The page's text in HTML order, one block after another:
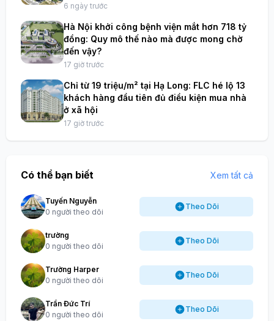
6 ngày trước
Hà Nội khởi công bệnh viện mắt hơn 718 tỷ
đồng: Quy mô thế nào mà được mong chờ
đến vậy?
17 giờ trước
Chỉ từ 19 triệu/m² tại Hạ Long: FLC hé lộ 13
khách hàng đầu tiên đủ điều kiện mua nhà
ở xã hội
17 giờ trước
Có thể bạn biết Xem tất cả
Tuyến Nguyễn
0 người theo dõi
Theo Dõi
trường
0 người theo dõi
Theo Dõi
Trường Harper
0 người theo dõi
Theo Dõi
Trần Đức Trí
0 người theo dõi
Theo Dõi